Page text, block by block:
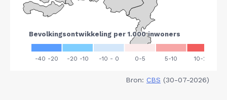
Bron: CBS (30-07-2026)